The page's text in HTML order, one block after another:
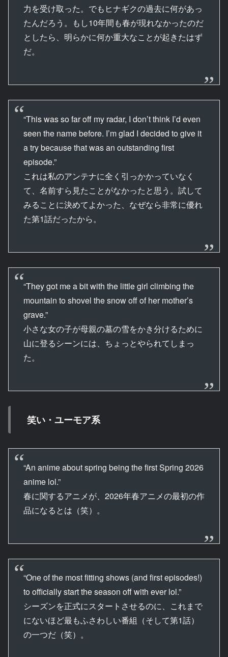
力を受け取った。でもヒナギクの過去に何があっ
たんだろう。もし10年間も春が現れなかったのだ
としたら、明らかに何か重大なことが起きたはず
だ。
“This was so far off my radar, I don’t think I’d even
seen the name before. I’m glad I decided to give it
a try because that was an outstanding first
episode.”
これは私のアンテナに全く引っかかっていなく
て、名前すら見たことがなかったと思う。試して
みることに決めてよかった、なぜなら非常に優れ
た第1話だったから。
“They got me a bit with the little girl climbing the
mountain to shovel the snow off of her mother’s
grave.”
小さな女の子が母親の墓の雪をかき分けるために
山に登るシーンには、ちょっとやられてしまっ
た。
笑い・ユーモア系
“An anime about spring being the first Spring 2026
anime lol.”
春に関するアニメが、2026年春アニメの最初の作
品になるとは（笑）。
“One of the most fitting shows (and first episodes!)
to officially start the season off with ever lol.”
シーズンを正式にスタートさせるのに、これまで
にないほど最もふさわしい番組（そして第1話）
の一つだ（笑）。